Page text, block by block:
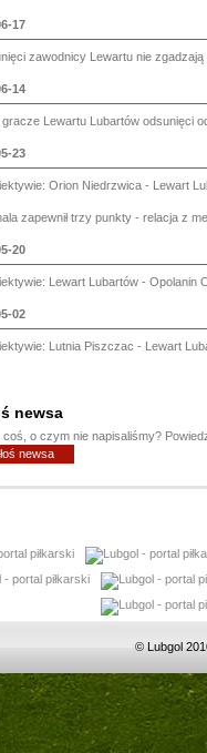
17
zawodnicy Lewartu nie
14
Lewartu Lubartów odsunięci
23
Orion Niedrzwica - Lewart
zapewnił trzy punkty - relacja z
20
Lewart Lubartów - Opolanin
02
Lutnia Piszczac - Lewart
newsa
coś, o czym nie napisaliśmy?
newsa
© Lubgol